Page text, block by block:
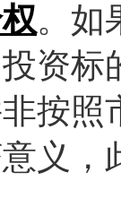
。如
资标
按照
义，